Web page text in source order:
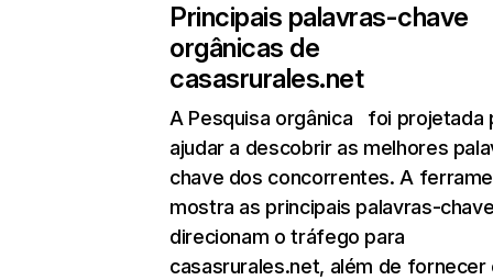
Principais palavras-chave
orgânicas de
casasrurales.net
A Pesquisa orgânica foi projetada
ajudar a descobrir as melhores
chave dos concorrentes. A
mostra as principais palavras-
direcionam o tráfego para
casasrurales.net, além de fornecer